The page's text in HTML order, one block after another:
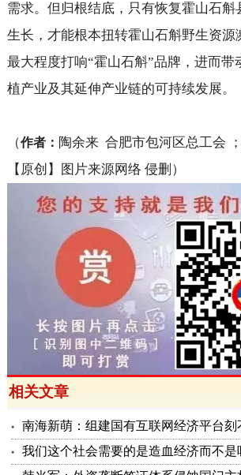
需求。但归根结底，只有恢复霍山石斛
生长，才能根本扭转霍山石斛野生资源
最大程度打响“霍山石斛”品牌，进而带
植产业及其延伸产业链的可持续发展。
（作者： 陶余来 合肥市包河区总工会 ；
【原创】图片来源网络 侵删）
相关文章
南海新萌：组建国有互联网经济平台刻
我们这个社会需要的是造血经济而不是